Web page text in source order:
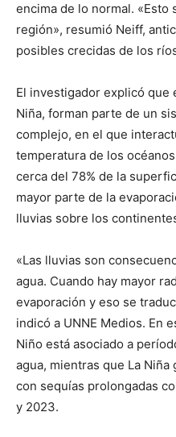
encima de lo normal. «Esto
región», resumió Neiff,
posibles crecidas de los
El investigador explicó que
Niña, forman parte de un
complejo, en el que
temperatura de los
cerca del 78% de la
mayor parte de la
lluvias sobre los
«Las lluvias son
agua. Cuando hay mayor
evaporación y eso se
indicó a UNNE Medios. En
Niño está asociado a
agua, mientras que La
con sequías prolongadas
y 2023.